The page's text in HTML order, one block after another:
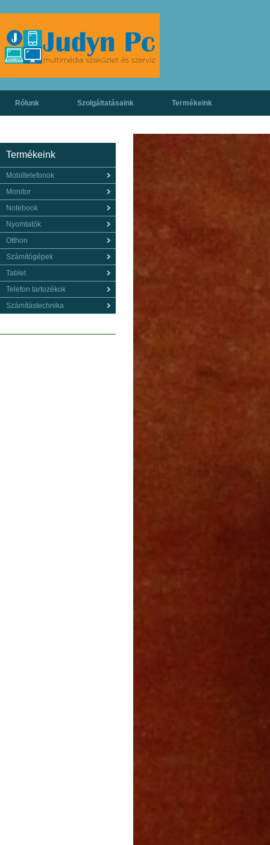
Rólunk Szolgáltatásaink Termékeink
Termékeink
Mobiltelefonok
Monitor
Notebook
Nyomtatók
Otthon
Számítógépek
Tablet
Telefon tartozékok
Számítástechnika